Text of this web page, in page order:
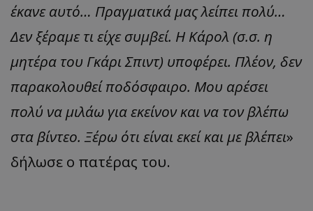
έκανε αυτό… Πραγματικά μας λείπει πολύ…
Δεν ξέραμε τι είχε συμβεί. Η Κάρολ (σ.σ. η
μητέρα του Γκάρι Σπιντ) υποφέρει. Πλέον, δεν
παρακολουθεί ποδόσφαιρο. Μου αρέσει
πολύ να μιλάω για εκείνον και να τον βλέπω
στα βίντεο. Ξέρω ότι είναι εκεί και με βλέπει»
δήλωσε ο πατέρας του.